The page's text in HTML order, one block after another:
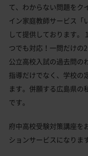
て、わからない問題をク
イン家庭教師サービス「
して提供しております
つでも対応！一問だけの
公立高校入試の過去問の
指導だけでなく、学校の
ます。併願する広島県の
です。
府中高校受験対策講座を
ションサービスになりま